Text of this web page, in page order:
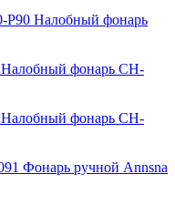
Налобный фонарь
Налобный фонарь CH-
Налобный фонарь CH-
Фонарь ручной Annsna